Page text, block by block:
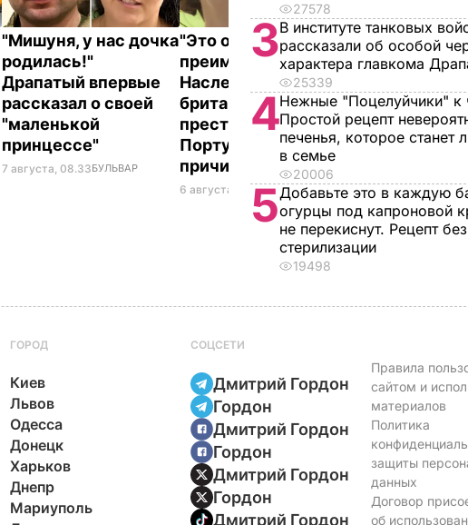
"Мишуня, у нас дочка
родилась!"
Драпатый впервые
рассказал о своей
"маленькой
принцессе"
7 августа, 08.33БУЛЬВАР
"Это очень ценное
преимущество".
Наследница
британского
престола родилась в
Португалии – в чем
причина
6 августа, 23.56БУЛЬВАР
Секрет
квашеных
листьях.
уксуса, по
готовили
6 августа, 23.31
27578
3В институте танковых
рассказали об особой
характера главкома
25339
4Нежные "Поцелуйчики" к
Простой рецепт
печенья, которое
в семье
20006
5Добавьте это в каждую
огурцы под капроновой
не перекиснут. Рецепт без
стерилизации
19498
ГОРОД
Киев
Львов
Одесса
Донецк
Харьков
Днепр
Мариуполь
СОЦСЕТИ
Дмитрий Гордон
Гордон
Дмитрий Гордон
Гордон
Дмитрий Гордон
Гордон
Дмитрий Гордон
Правила
сайтом и
материалов
Политика
защиты
данных
Договор
об